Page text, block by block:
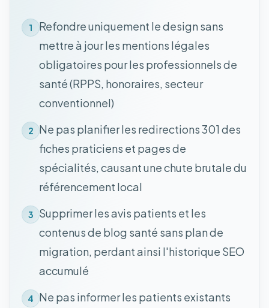
1
Refondre uniquement le design sans
mettre à jour les mentions légales
obligatoires pour les professionnels de
santé (RPPS, honoraires, secteur
conventionnel)
2 Ne pas planifier les redirections 301 des
fiches praticiens et pages de
spécialités, causant une chute brutale du
référencement local
3 Supprimer les avis patients et les
contenus de blog santé sans plan de
migration, perdant ainsi l'historique SEO
accumulé
4 Ne pas informer les patients existants